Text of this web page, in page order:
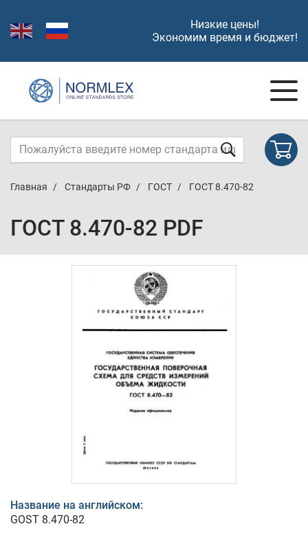
Низкие цены!
Экономим время и бюджет!
Главная Стандарты РФ ГОСТ ГОСТ 8.470-82
ГОСТ 8.470-82 PDF
Название на английском:
GOST 8.470-82